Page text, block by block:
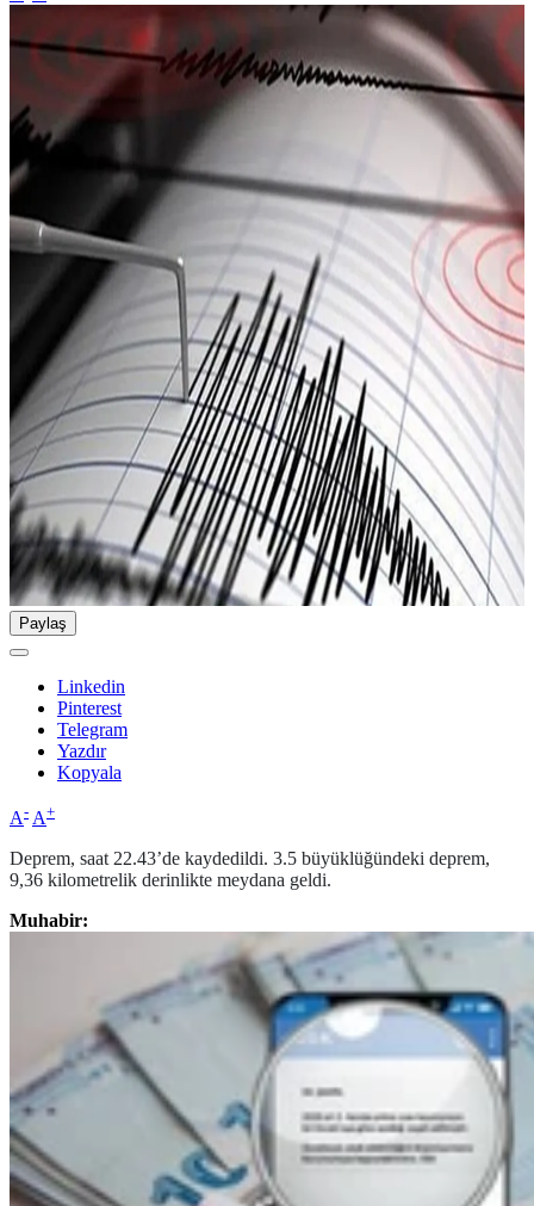
Paylaş
Linkedin
Pinterest
Telegram
Yazdır
Kopyala
A- A+
Deprem, saat 22.43’de kaydedildi. 3.5 büyüklüğündeki deprem,
9,36 kilometrelik derinlikte meydana geldi.
Muhabir: